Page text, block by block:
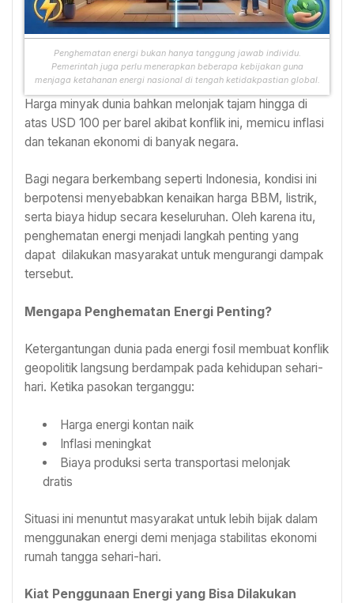
Penghematan energi bukan hanya tanggung jawab individu.
Pemerintah juga perlu menerapkan beberapa kebijakan guna
menjaga ketahanan energi nasional di tengah ketidakpastian global.
Harga minyak dunia bahkan melonjak tajam hingga di
atas USD 100 per barel akibat konflik ini, memicu inflasi
dan tekanan ekonomi di banyak negara.
Bagi negara berkembang seperti Indonesia, kondisi ini
berpotensi menyebabkan kenaikan harga BBM, listrik,
serta biaya hidup secara keseluruhan. Oleh karena itu,
penghematan energi menjadi langkah penting yang
dapat dilakukan masyarakat untuk mengurangi dampak
tersebut.
Mengapa Penghematan Energi Penting?
Ketergantungan dunia pada energi fosil membuat konflik
geopolitik langsung berdampak pada kehidupan sehari-
hari. Ketika pasokan terganggu:
Harga energi kontan naik
Inflasi meningkat
Biaya produksi serta transportasi melonjak
dratis
Situasi ini menuntut masyarakat untuk lebih bijak dalam
menggunakan energi demi menjaga stabilitas ekonomi
rumah tangga sehari-hari.
Kiat Penggunaan Energi yang Bisa Dilakukan